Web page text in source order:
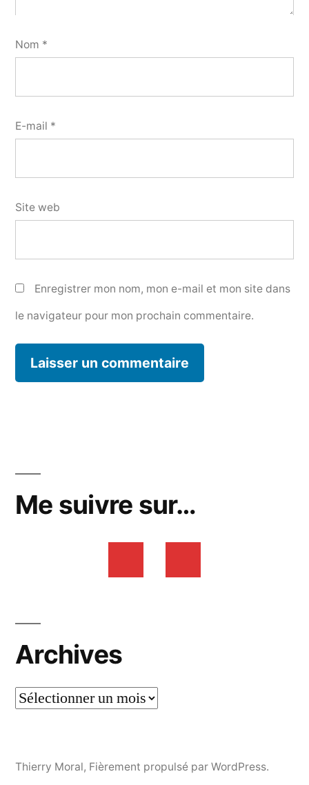
Nom *
E-mail *
Site web
Enregistrer mon nom, mon e-mail et mon site dans
le navigateur pour mon prochain commentaire.
Me suivre sur…
Archives
Thierry Moral, Fièrement propulsé par WordPress.